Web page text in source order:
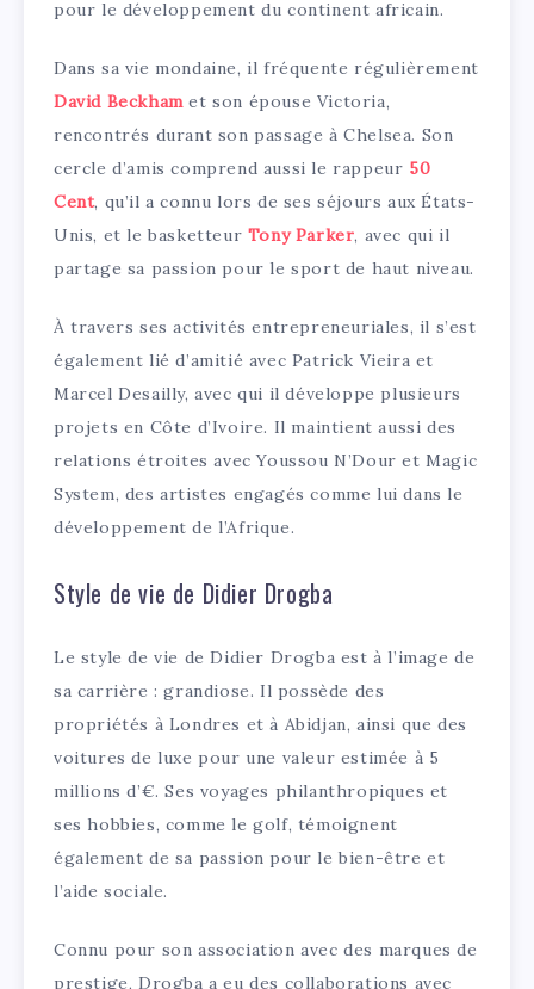
pour le développement du continent africain.
Dans sa vie mondaine, il fréquente régulièrement
David Beckhamet son épouse Victoria,
rencontrés durant son passage à Chelsea. Son
cercle d’amis comprend aussi le rappeur 50
Cent, qu’il a connu lors de ses séjours aux États-
Unis, et le basketteur Tony Parker, avec qui il
partage sa passion pour le sport de haut niveau.
À travers ses activités entrepreneuriales, il s’est
également lié d’amitié avec Patrick Vieira et
Marcel Desailly, avec qui il développe plusieurs
projets en Côte d’Ivoire. Il maintient aussi des
relations étroites avec Youssou N’Dour et Magic
System, des artistes engagés comme lui dans le
développement de l’Afrique.
Style de vie de Didier Drogba
Le style de vie de Didier Drogba est à l’image de
sa carrière : grandiose. Il possède des
propriétés à Londres et à Abidjan, ainsi que des
voitures de luxe pour une valeur estimée à 5
millions d’€. Ses voyages philanthropiques et
ses hobbies, comme le golf, témoignent
également de sa passion pour le bien-être et
l’aide sociale.
Connu pour son association avec des marques de
prestige, Drogba a eu des collaborations avec